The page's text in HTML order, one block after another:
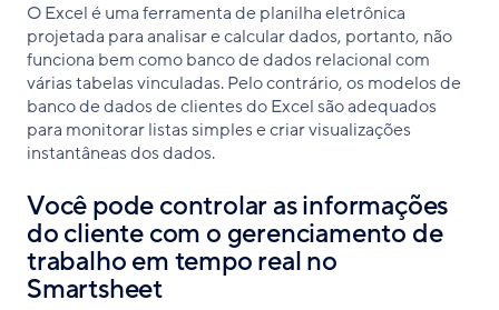
O Excel é uma ferramenta de planilha eletrônica
projetada para analisar e calcular dados, portanto, não
funciona bem como banco de dados relacional com
várias tabelas vinculadas. Pelo contrário, os modelos de
banco de dados de clientes do Excel são adequados
para monitorar listas simples e criar visualizações
instantâneas dos dados.
Você pode controlar as informações
do cliente com o gerenciamento de
trabalho em tempo real no
Smartsheet